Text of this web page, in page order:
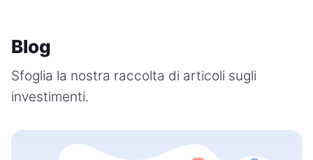
Blog
Sfoglia la nostra raccolta di articoli sugli
investimenti.